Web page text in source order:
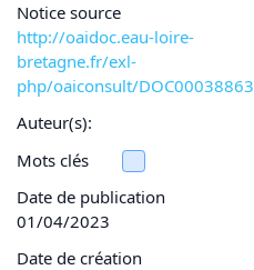
Notice source
http://oaidoc.eau-loire-
bretagne.fr/exl-
php/oaiconsult/DOC00038863
Auteur(s):
Mots clés
Date de publication
01/04/2023
Date de création